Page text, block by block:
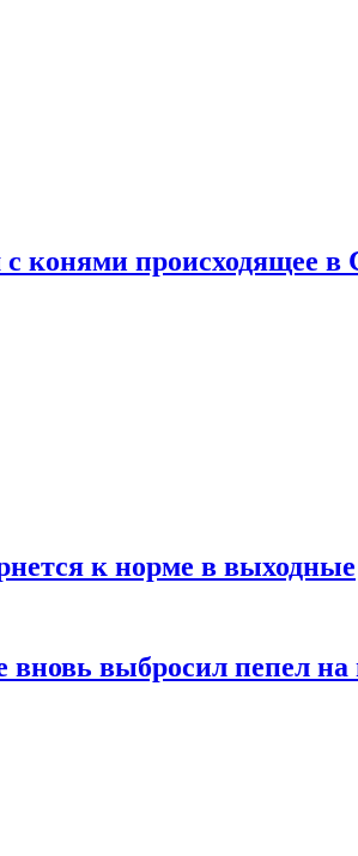
с конями происходящее
к норме в выходные
выбросил пепел на